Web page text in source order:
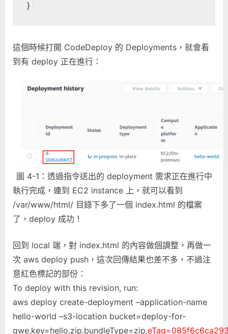
}
這個時候打開 CodeDeploy 的 Deployments，就會看
到有 deploy 正在進行：
圖 4-1：透過指令送出的 deployment 需求正在進行中
執行完成，連到 EC2 instance 上，就可以看到
/var/www/html/ 目錄下多了一個 index.html 的檔案
了，deploy 成功！
回到 local 端，對 index.html 的內容做個調整，再做一
次 aws deploy push，這次回傳結果也差不多，不過注
意紅色標記的部份：
To deploy with this revision, run:
aws deploy create-deployment –application-name
hello-world –s3-location bucket=deploy-for-
qwe,key=hello.zip,bundleType=zip,